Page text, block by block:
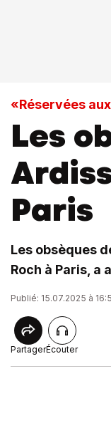
«Réservées
Les
Paris
Les obsèques
Roch à Paris, a
Publié: 15.07.2025 à
PartagerÉcouter